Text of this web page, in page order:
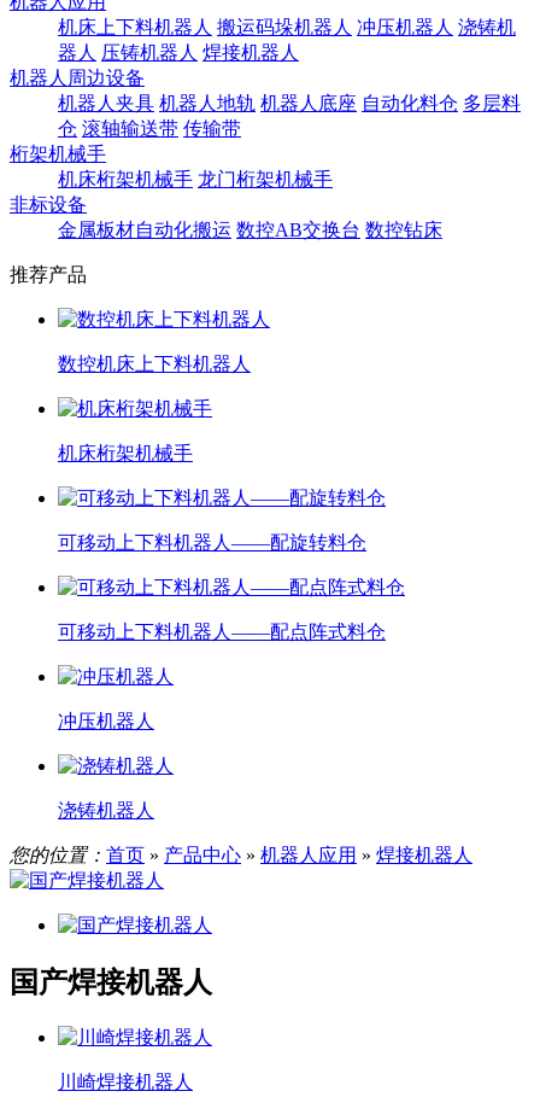
机床上下料机器人 搬运码垛机器人 冲压机器人 浇铸机
器人 压铸机器人 焊接机器人
机器人周边设备
机器人夹具 机器人地轨 机器人底座 自动化料仓 多层料
仓 滚轴输送带 传输带
桁架机械手
机床桁架机械手 龙门桁架机械手
非标设备
金属板材自动化搬运 数控AB交换台 数控钻床
推荐产品
数控机床上下料机器人
机床桁架机械手
可移动上下料机器人——配旋转料仓
可移动上下料机器人——配点阵式料仓
冲压机器人
浇铸机器人
您的位置： 首页 » 产品中心 » 机器人应用 » 焊接机器人
国产焊接机器人
川崎焊接机器人